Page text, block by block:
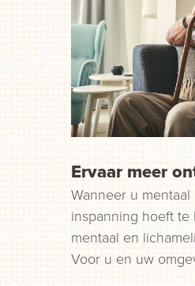
Ervaar meer
Wanneer u
inspanning hoeft
mentaal en
Voor u en uw